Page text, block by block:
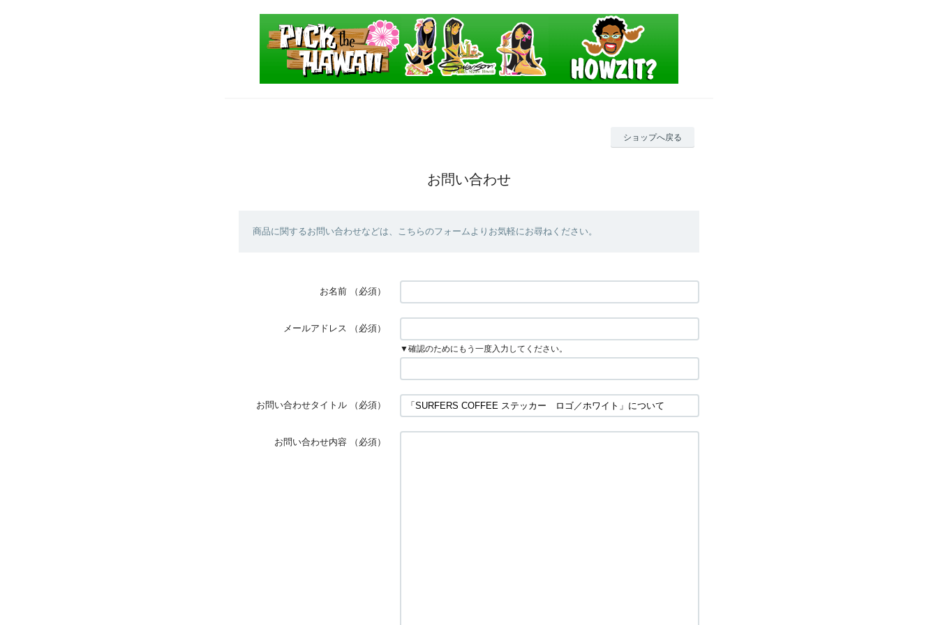
ショップへ戻る
お問い合わせ
商品に関するお問い合わせなどは、こちらのフォームよりお気軽にお尋ねください。
お名前 （必須）
メールアドレス （必須）
▼確認のためにもう一度入力してください。
お問い合わせタイトル （必須）
お問い合わせ内容 （必須）